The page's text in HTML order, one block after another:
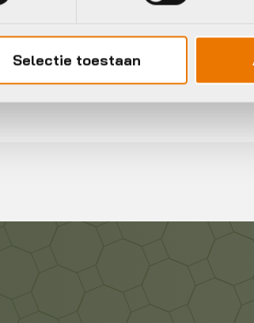
Selectie toestaan
verzending vanaf €50